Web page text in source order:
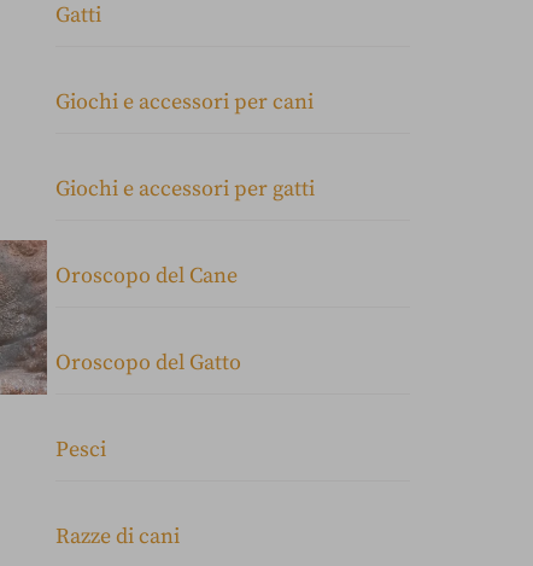
Gatti
Giochi e accessori per cani
Giochi e accessori per gatti
Oroscopo del Cane
Oroscopo del Gatto
Pesci
Razze di cani